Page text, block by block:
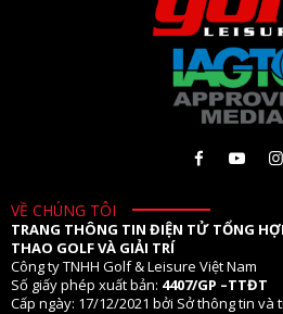
VỀ CHÚNG TÔI
TRANG THÔNG TIN ĐIỆN TỬ TỔNG
THAO GOLF VÀ GIẢI TRÍ
Công ty TNHH Golf & Leisure Việt Nam
Số giấy phép xuất bản: 4407/GP –TTĐT
Cấp ngày: 17/12/2021 bởi Sở thông tin và